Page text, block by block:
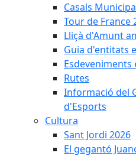
Casals
Tour de France
Lliçà d'Amunt
Guia d'entitats
Esdeveniments
Rutes
Informació del
d'Esports
Cultura
Sant Jordi 2026
El gegantó